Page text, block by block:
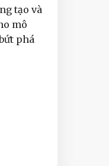
tạo và
mô
phá